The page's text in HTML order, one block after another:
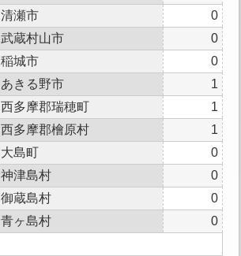
清瀬市
0
武蔵村山市
0
稲城市
0
あきる野市
1
西多摩郡瑞穂町
1
西多摩郡檜原村
1
大島町
0
神津島村
0
御蔵島村
0
青ヶ島村
0